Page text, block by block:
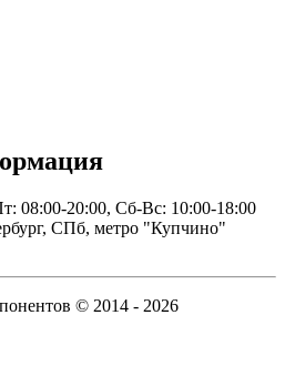
08:00-20:00, Сб-Вс: 10:00-18:00
СПб, метро "Купчино"
© 2014 - 2026